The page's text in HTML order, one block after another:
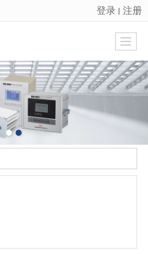
很遗憾，因您的浏览器版本过低导致无法获得最佳浏览体验，推荐下载安装谷歌浏览器！
登录 丨 注册